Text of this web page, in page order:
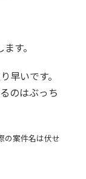
す。
早いです。
のはぶっち
の案件名は伏せ